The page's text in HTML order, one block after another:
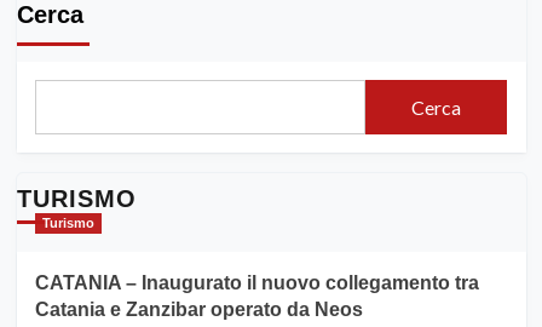
Cerca
Cerca
TURISMO
Turismo
CATANIA – Inaugurato il nuovo collegamento tra
Catania e Zanzibar operato da Neos